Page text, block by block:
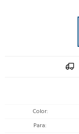
Color
Para